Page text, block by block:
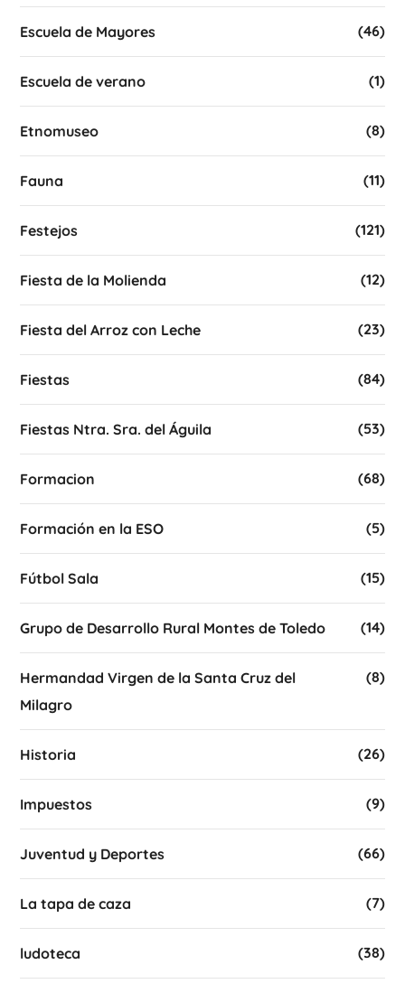
Escuela de Mayores (46)
Escuela de verano (1)
Etnomuseo (8)
Fauna (11)
Festejos (121)
Fiesta de la Molienda (12)
Fiesta del Arroz con Leche (23)
Fiestas (84)
Fiestas Ntra. Sra. del Águila (53)
Formacion (68)
Formación en la ESO (5)
Fútbol Sala (15)
Grupo de Desarrollo Rural Montes de Toledo (14)
Hermandad Virgen de la Santa Cruz del
Milagro
(8)
Historia (26)
Impuestos (9)
Juventud y Deportes (66)
La tapa de caza (7)
ludoteca (38)